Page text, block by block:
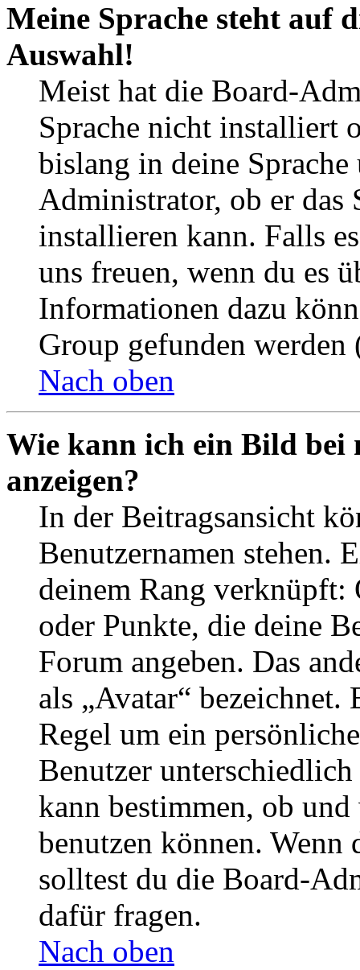
Meine Sprache steht auf
Auswahl!
Meist hat die Board-
Sprache nicht installiert
bislang in deine
Administrator, ob er das
installieren kann. Falls
uns freuen, wenn du es
Informationen dazu
Group gefunden
Nach oben
Wie kann ich ein Bild bei
anzeigen?
In der Beitragsansicht
Benutzernamen stehen.
deinem Rang verknüpft:
oder Punkte, die deine
Forum angeben. Das
als „Avatar“
Regel um ein
Benutzer
kann bestimmen, ob
benutzen können. Wenn
solltest du die Board-
dafür fragen.
Nach oben